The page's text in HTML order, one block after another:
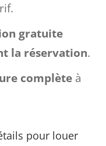
gratuite
la réservation.
complète à
pour louer